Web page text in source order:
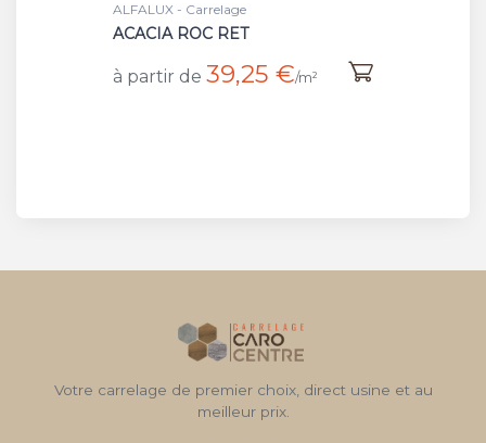
ALFALUX - Carrelage
ACACIA ROC RET
à partir de 39,25 €/m²
Votre carrelage de premier choix, direct usine et au
meilleur prix.